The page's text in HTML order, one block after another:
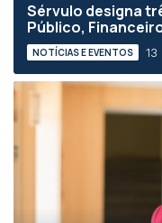
Sérvulo designa
Público,
NOTÍCIAS E EVENTOS 13